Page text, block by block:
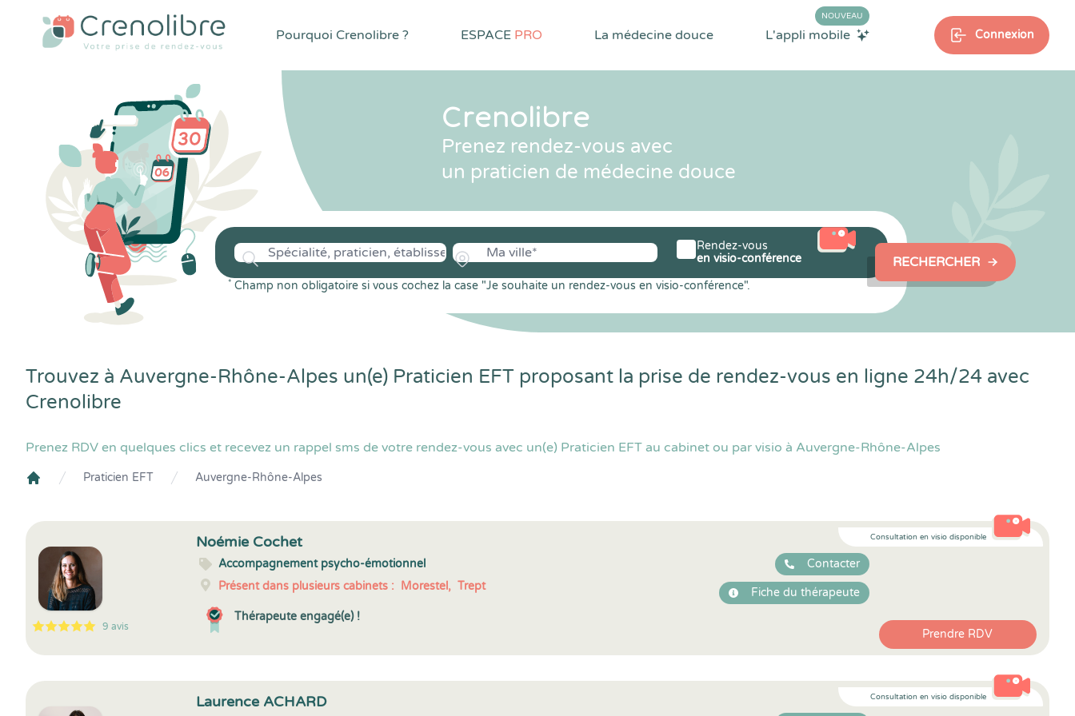
Pourquoi Crenolibre ? ESPACE PRO La médecine douce L'appli mobile
NOUVEAU
Connexion
Crenolibre
Prenez rendez-vous avec
un praticien de médecine douce
* Champ non obligatoire si vous cochez la case "Je souhaite un rendez-vous en visio-conférence".
Rendez-vous
en visio-conférence
RECHERCHER
Trouvez à Auvergne-Rhône-Alpes un(e) Praticien EFT proposant la prise de rendez-vous en ligne 24h/24 avec
Crenolibre
Prenez RDV en quelques clics et recevez un rappel sms de votre rendez-vous avec un(e) Praticien EFT au cabinet ou par visio à Auvergne-Rhône-Alpes
Praticien EFT Auvergne-Rhône-Alpes
Consultation en visio disponible
5
1
5
9 9 avis
Noémie Cochet
Accompagnement psycho-émotionnel
Présent dans plusieurs cabinets : Morestel, Trept
Thérapeute engagé(e) !
Contacter
Fiche du thérapeute
Prendre RDV
Consultation en visio disponible
Laurence ACHARD